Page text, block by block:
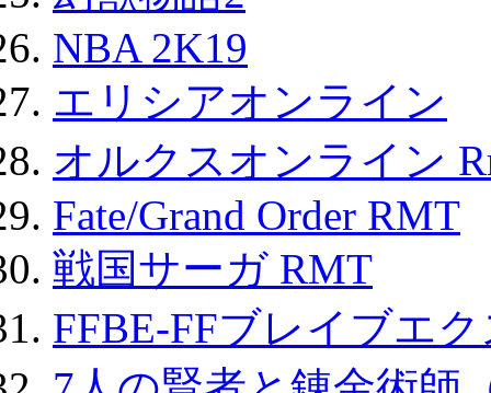
NBA 2K19
エリシアオンライン
オルクスオンライン
Fate/Grand Order RMT
戦国サーガ RMT
FFBE-FFブレイブエ